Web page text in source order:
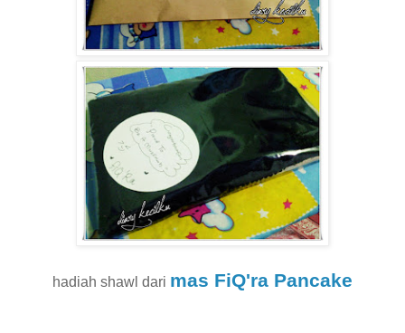
hadiah shawl dari mas FiQ'ra Pancake